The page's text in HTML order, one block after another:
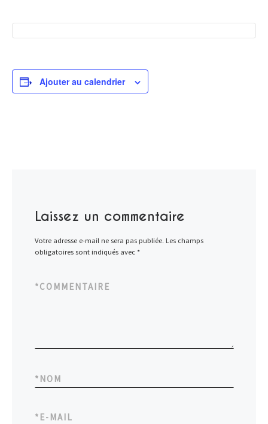
Ajouter au calendrier
Laissez un commentaire
Votre adresse e-mail ne sera pas publiée. Les champs
obligatoires sont indiqués avec *
COMMENTAIRE
*
NOM
*
E-MAIL
*